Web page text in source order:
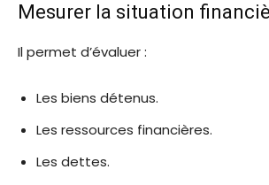
Mesurer la situation
Il permet d’évaluer :
Les biens détenus.
Les ressources financières.
Les dettes.